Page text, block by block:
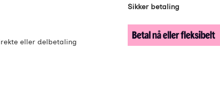
eller delbetaling
Sikker betaling